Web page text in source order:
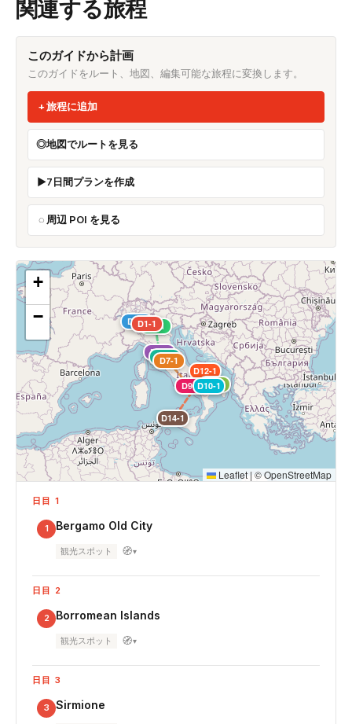
関連する旅程
このガイドから計画
このガイドをルート、地図、編集可能な旅程に変換します。
旅程に追加
地図でルートを見る
7日間プランを作成
周辺 POI を見る
D1-1
D2-1D3-1
D5-1
D6-1
D7-1
D9-1D10-1
D11-1
D12-1
D14-1
+
−
Leaflet | ©OpenStreetMap
日目 1
1 Bergamo Old City
観光スポット 🧭▾
日目 2
2 Borromean Islands
観光スポット 🧭▾
日目 3
3 Sirmione